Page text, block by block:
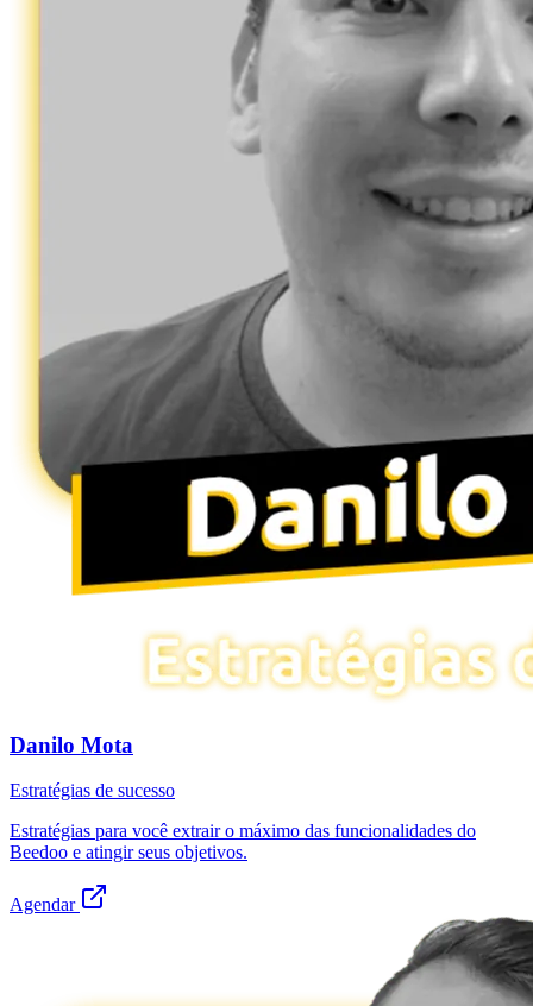
Danilo Mota
Estratégias de sucesso
Estratégias para você extrair o máximo das funcionalidades do
Beedoo e atingir seus objetivos.
Agendar